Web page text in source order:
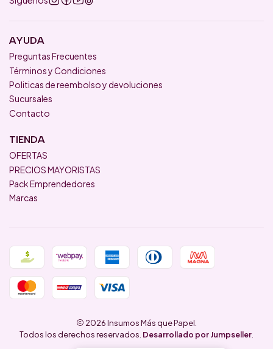
AYUDA
Preguntas Frecuentes
Términos y Condiciones
Politicas de reembolso y devoluciones
Sucursales
Contacto
TIENDA
OFERTAS
PRECIOS MAYORISTAS
Pack Emprendedores
Marcas
2026 Insumos Más que Papel.
Todos los derechos reservados. Desarrollado por Jumpseller.